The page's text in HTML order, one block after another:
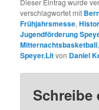
verschlagwortet mit
Frühjahrsmesse,
Jugendförderung
Mitternachtsbasketball,
Speyer.Litvon Daniel
Schreibe